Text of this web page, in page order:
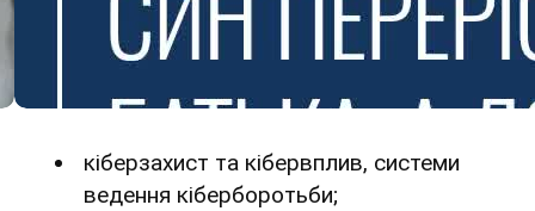
кіберзахист та кібервплив, системи
ведення кіберборотьби;